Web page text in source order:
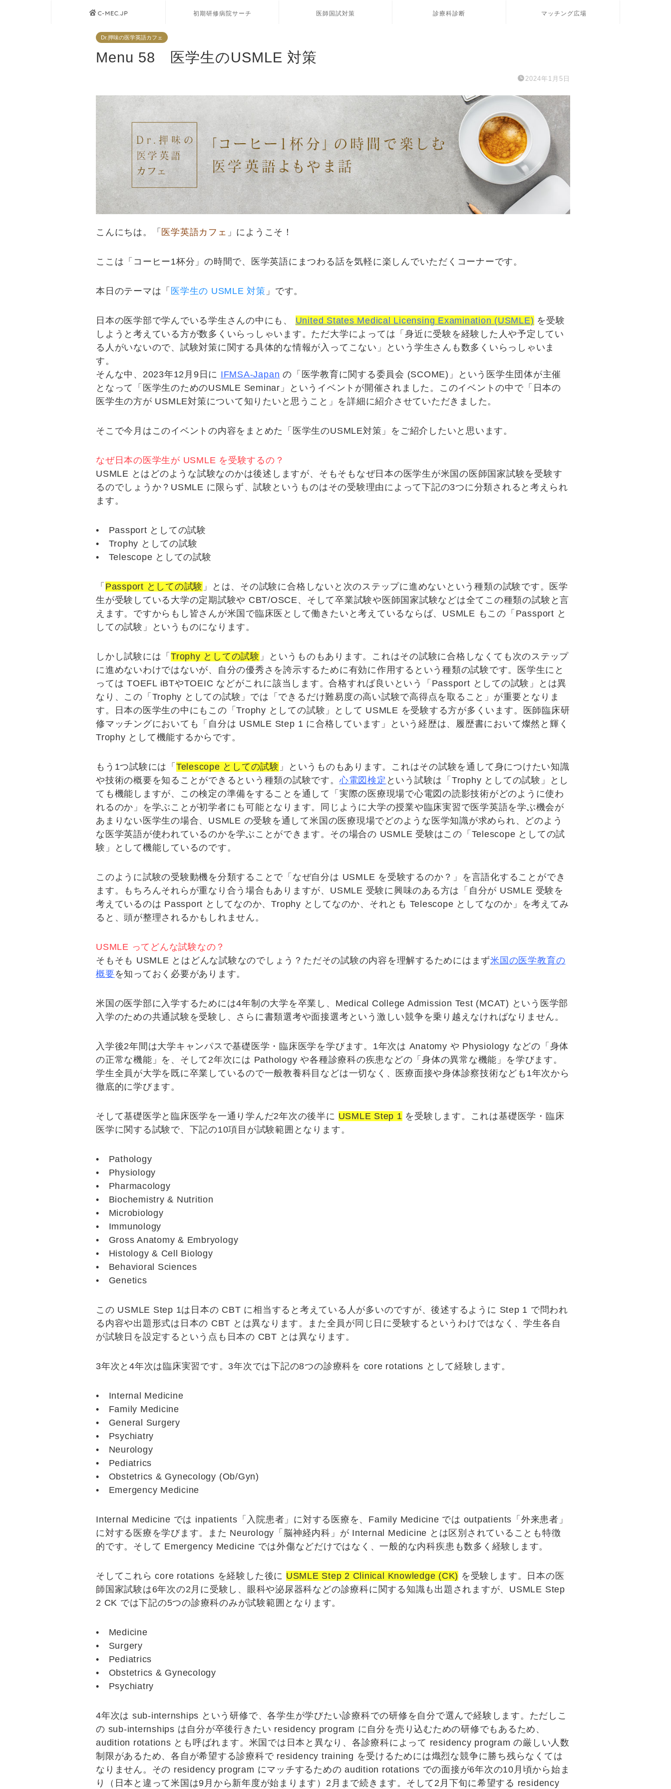
C-MEC.JP 初期研修病院サーチ 医師国試対策 診療科診断 マッチング広場
Dr.押味の医学英語カフェ
Menu 58 医学生のUSMLE 対策
2024年1月5日
こんにちは。「 医学英語カフェ 」にようこそ！
ここは「コーヒー1杯分」の時間で、医学英語にまつわる話を気軽に楽しんでいただくコーナーです。
本日のテーマは「 医学生の USMLE 対策 」です。
日本の医学部で学んでいる学生さんの中にも、 United States Medical Licensing Examination (USMLE) を受験
しようと考えている方が数多くいらっしゃいます。ただ大学によっては「身近に受験を経験した人や予定してい
る人がいないので、試験対策に関する具体的な情報が入ってこない 」という学生さんも数多くいらっしゃいま
す。
そんな中、2023年12月9日に IFMSA-Japan の「 医学教育に関する委員会 (SCOME) 」という医学生団体が主催
となって「 医学生のためのUSMLE Seminar 」というイベントが開催されました。このイベントの中で「 日本の
医学生の方が USMLE対策について知りたいと思うこと 」を詳細に紹介させていただきました。
そこで今月はこのイベントの内容をまとめた「 医学生のUSMLE対策 」をご紹介したいと思います。
なぜ日本の医学生が USMLE を受験するの？
USMLE とはどのような試験なのかは後述しますが、そもそもなぜ日本の医学生が米国の医師国家試験を受験す
るのでしょうか？USMLE に限らず、試験というものはその受験理由によって下記の3つに分類されると考えられ
ます。
•
Passport としての試験
•
Trophy としての試験
•
Telescope としての試験
「 Passport としての試験 」とは、 その試験に合格しないと次のステップに進めない という種類の試験です。医学
生が受験している大学の定期試験や CBT/OSCE、そして卒業試験や医師国家試験などは全てこの種類の試験と言
えます。ですからもし皆さんが米国で臨床医として働きたいと考えているならば、USMLE もこの「 Passport と
しての試験 」というものになります。
しかし試験には「Trophy としての試験 」というものもあります。これはその試験に合格しなくても次のステップ
に進めないわけではないが、
自分の優秀さを誇示するために有効に作用する という種類の試験です。医学生にと
っては TOEFL iBTやTOEIC などがこれに該当します。合格すれば良いという「Passport としての試験」とは異
なり、この「Trophy としての試験」では「 できるだけ難易度の高い試験で高得点を取ること 」が重要となりま
す。日本の医学生の中にもこの「Trophy としての試験 」として USMLE を受験する方が多くいます。医師臨床研
修マッチングにおいても「 自分は USMLE Step 1 に合格しています 」という経歴は、履歴書において燦然と輝く
Trophy として機能するからです。
もう1つ試験には「 Telescope としての試験 」というものもあります。これはその試験を通して身につけたい知識
や技術の概要を知ることができる という種類の試験です。心電図検定 という試験は「Trophy としての試験」とし
ても機能しますが、この検定の準備をすることを通して「実際の医療現場で心電図の読影技術がどのように使わ
れるのか」を学ぶことが初学者にも可能となります。同じように大学の授業や臨床実習で医学英語を学ぶ機会が
あまりない医学生の場合、 USMLE の受験を通して米国の医療現場でどのような医学知識が求められ、どのよう
な医学英語が使われているのかを学ぶ ことができます。その場合の USMLE 受験はこの「 Telescope としての試
験 」として機能しているのです。
このように試験の受験動機を分類することで「 なぜ自分は USMLE を受験するのか？ 」を言語化することができ
ます。もちろんそれらが重なり合う場合もありますが、USMLE 受験に興味のある方は「 自分が USMLE 受験を
考えているのは Passport としてなのか、Trophy としてなのか、それとも Telescope としてなのか 」を考えてみ
ると、頭が整理されるかもしれません。
USMLE ってどんな試験なの？
そもそも USMLE とはどんな試験なのでしょう？ただその試験の内容を理解するためにはまず米国の医学教育の
概要を知っておく必要があります。
米国の医学部に入学するためには4年制の大学を卒業し、 Medical College Admission Test (MCAT) という医学部
入学のための共通試験を受験し、さらに書類選考や面接選考という激しい競争を乗り越えなければなりません。
入学後2年間は大学キャンパスで基礎医学・臨床医学を学びます。1年次は Anatomy や Physiology などの「 身体
の正常な機能 」を、そして2年次には Pathology や各種診療科の疾患などの「身体の異常な機能 」を学びます。
学生全員が大学を既に卒業しているので一般教養科目などは一切なく、医療面接や身体診察技術なども1年次から
徹底的に学びます。
そして基礎医学と臨床医学を一通り学んだ2年次の後半に USMLE Step 1 を受験します。これは基礎医学・臨床
医学に関する試験で、下記の10項目が試験範囲となります。
•
Pathology
•
Physiology
•
Pharmacology
•
Biochemistry & Nutrition
•
Microbiology
•
Immunology
•
Gross Anatomy & Embryology
•
Histology & Cell Biology
•
Behavioral Sciences
•
Genetics
この USMLE Step 1は日本の CBT に相当すると考えている人が多いのですが、後述するように Step 1 で問われ
る内容や出題形式は日本の CBT とは異なります。また全員が同じ日に受験するというわけではなく、学生各自
が試験日を設定するという点も日本の CBT とは異なります。
3年次と4年次は臨床実習です。3年次では下記の8つの診療科を core rotations として経験します。
•
Internal Medicine
•
Family Medicine
•
General Surgery
•
Psychiatry
•
Neurology
•
Pediatrics
•
Obstetrics & Gynecology (Ob/Gyn)
•
Emergency Medicine
Internal Medicine では inpatients 「 入院患者 」に対する医療を、 Family Medicine では outpatients 「 外来患者 」
に対する医療を学びます。また Neurology 「 脳神経内科 」が Internal Medicine とは区別されていることも特徴
的です。そして Emergency Medicine では外傷などだけではなく、一般的な内科疾患も数多く経験します。
そしてこれら core rotations を経験した後に USMLE Step 2 Clinical Knowledge (CK) を受験します。日本の医
師国家試験は6年次の2月に受験し、眼科や泌尿器科などの診療科に関する知識も出題されますが、USMLE Step
2 CK では下記の5つの診療科のみが試験範囲となります。
•
Medicine
•
Surgery
•
Pediatrics
•
Obstetrics & Gynecology
•
Psychiatry
4年次は sub-internships という研修で、各学生が学びたい診療科での研修を自分で選んで経験します。ただしこ
の sub-internships は自分が卒後行きたい residency program に自分を売り込むための研修でもあるため、
audition rotations とも呼ばれます。米国では日本と異なり、各診療科によって residency program の厳しい人数
制限があるため、各自が希望する診療科で residency training を受けるためには熾烈な競争に勝ち残らなくては
なりません。その residency program にマッチするための audition rotations での面接が6年次の10月頃から始ま
り（日本と違って米国は9月から新年度が始まります）2月まで続きます。そして2月下旬に希望する residency